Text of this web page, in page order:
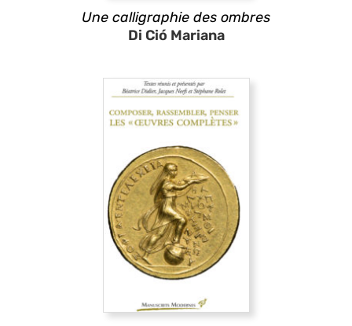
Une calligraphie des ombres
Di Ció Mariana